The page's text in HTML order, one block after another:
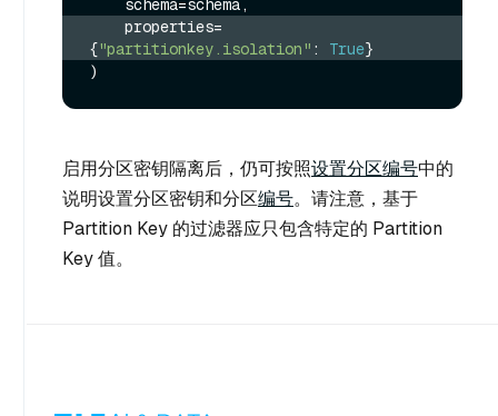
{"partitionkey.isolation" : True}
启用分区密钥隔离后，仍可按照设置分区编号中的
说明设置分区密钥和分区编号。请注意，基于
Partition Key 的过滤器应只包含特定的 Partition
Key 值。